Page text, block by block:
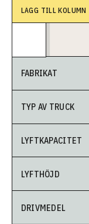
LÄGG TILL KOLUMN
FABRIKAT
TYP AV TRUCK
LYFTKAPACITET
LYFTHÖJD
DRIVMEDEL